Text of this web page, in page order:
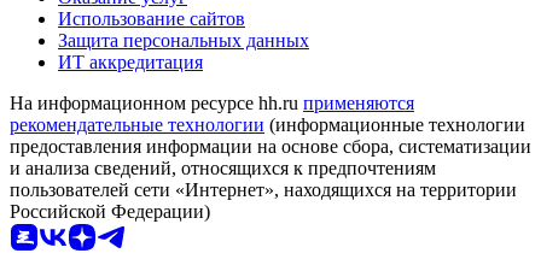
Использование сайтов
Защита персональных данных
ИТ аккредитация
На информационном ресурсе hh.ru применяются
рекомендательные технологии (информационные технологии
предоставления информации на основе сбора, систематизации
и анализа сведений, относящихся к предпочтениям
пользователей сети «Интернет», находящихся на территории
Российской Федерации)